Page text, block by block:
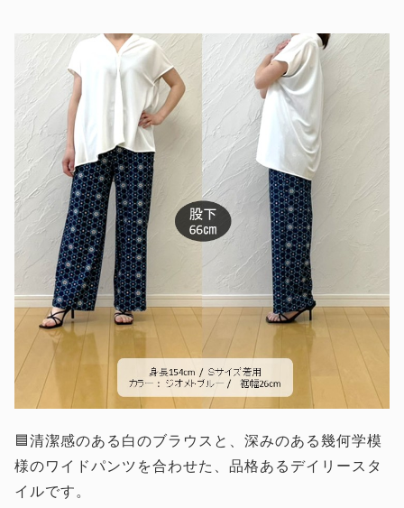
🟦清潔感のある白のブラウスと、深みのある幾何学模
様のワイドパンツを合わせた、品格あるデイリースタ
イルです。